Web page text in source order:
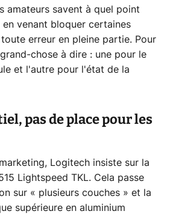
amateurs savent à quel point
venant bloquer certaines
erreur en pleine partie. Pour
chose à dire : une pour le
et l'autre pour l'état de la
pas de place pour les
Logitech insiste sur la
Lightspeed TKL. Cela passe
sur « plusieurs couches » et la
supérieure en aluminium